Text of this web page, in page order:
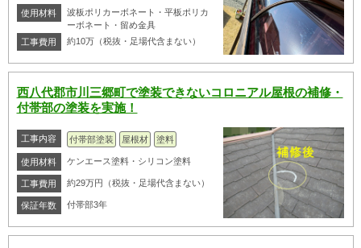
使用材料
波板ポリカーボネート・平板ポリカ
ーボネート・留め金具
工事費用
約10万（税抜・足場代含まない）
西八代郡市川三郷町で塗装できないコロニアル屋根の補修・
付帯部の塗装を実施！
工事内容 付帯部塗装 屋根材 塗料
使用材料 ケンエース塗料・シリコン塗料
工事費用 約29万円（税抜・足場代含まない）
保証年数 付帯部3年